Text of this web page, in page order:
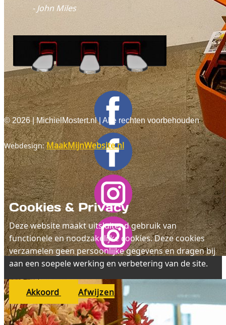
- John Miles
©2026| MichielMostert.nl | Alle rechten voorbehouden
Webdesign:MaakMijnWebsite.nl
Cookies & Privacy
Deze website maakt uitsluitend gebruik van
functionele en noodzakelijke cookies. Deze cookies
verzamelen geen persoonlijke gegevens en dragen bij
aan een soepele werking en verbetering van de site.
Akkoord Afwijzen